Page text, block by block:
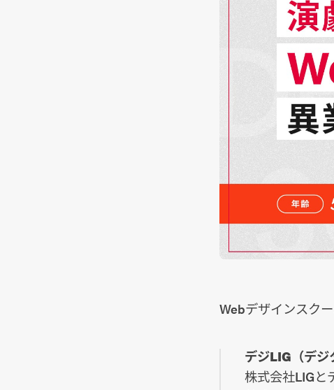
Webデザインスクー
デジLIG（デ
株式会社LIGと